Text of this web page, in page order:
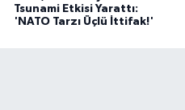
Tsunami Etkisi Yarattı:
'NATO Tarzı Üçlü İttifak!'